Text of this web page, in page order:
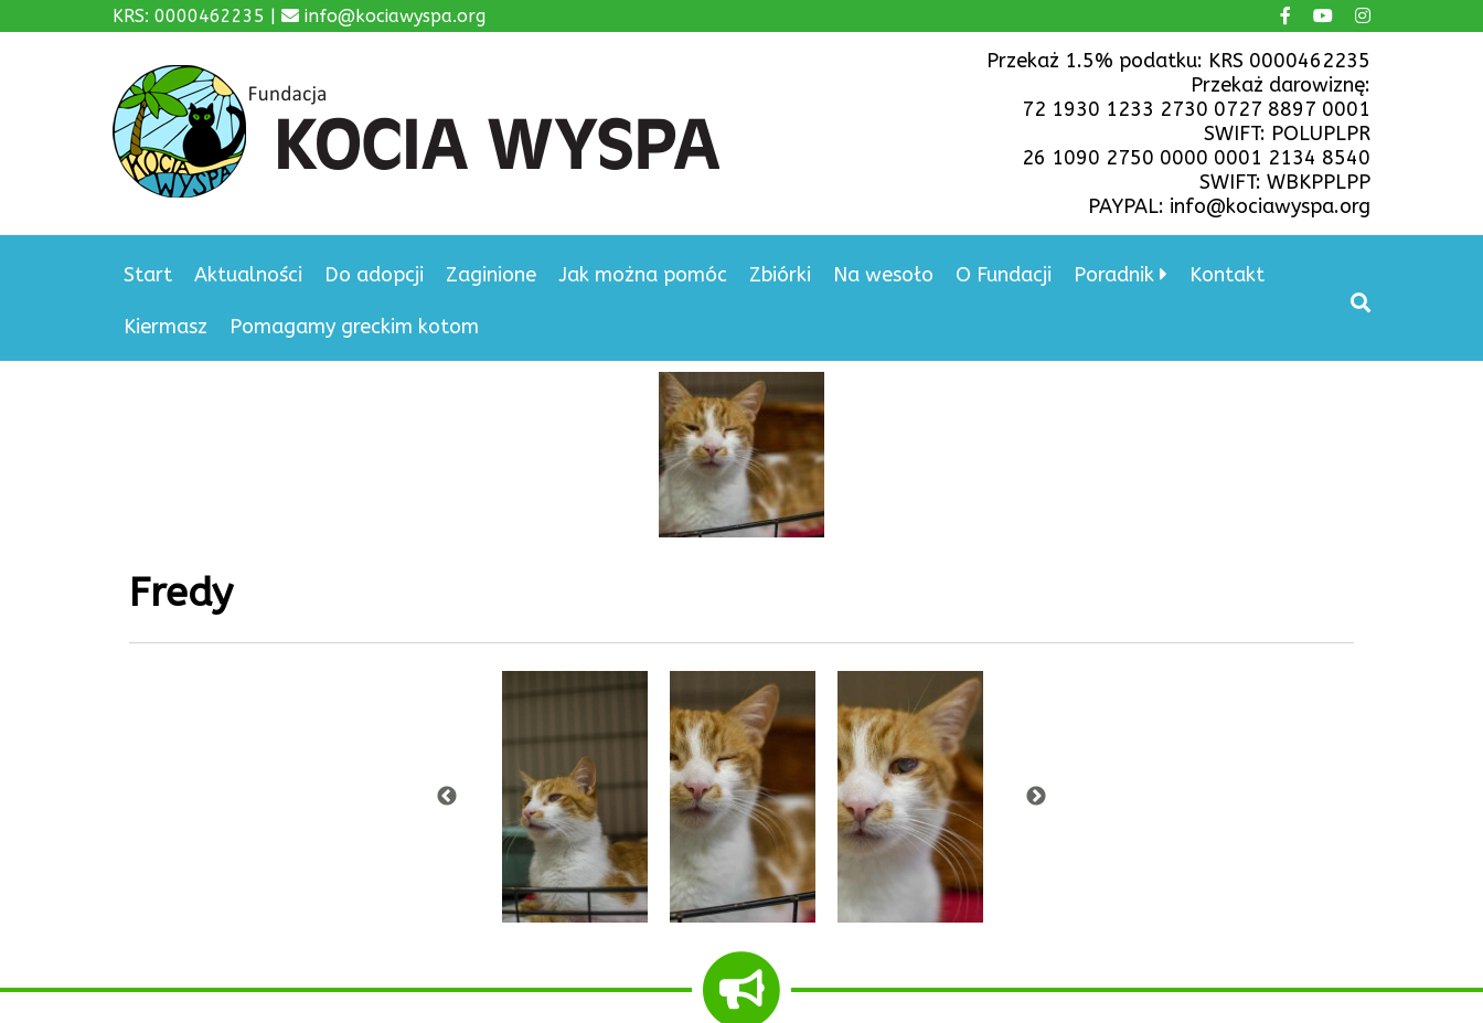
KRS: 0000462235 | info@kociawyspa.org
Przekaż 1.5% podatku: KRS 0000462235
Przekaż darowiznę:
72 1930 1233 2730 0727 8897 0001
SWIFT: POLUPLPR
26 1090 2750 0000 0001 2134 8540
SWIFT: WBKPPLPP
PAYPAL: info@kociawyspa.org
Start Aktualności Do adopcji Zaginione Jak można pomóc Zbiórki Na wesoło O Fundacji Poradnik Kontakt
Kiermasz Pomagamy greckim kotom
Fredy